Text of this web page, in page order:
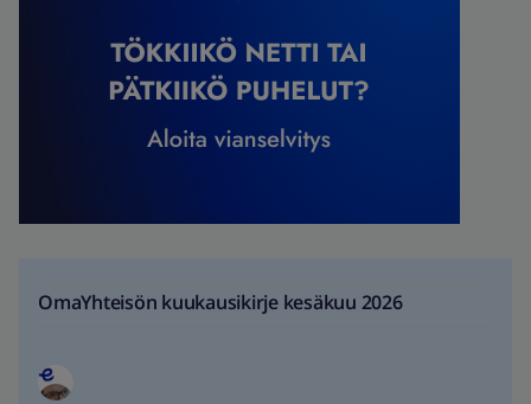
OmaYhteisön kuukausikirje kesäkuu 2026